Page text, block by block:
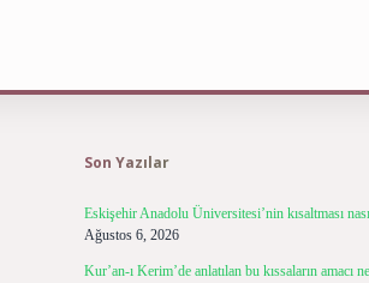
Son Yazılar
Eskişehir Anadolu Üniversitesi’nin kısaltması
Ağustos 6, 2026
Kur’an-ı Kerim’de anlatılan bu kıssaların amacı